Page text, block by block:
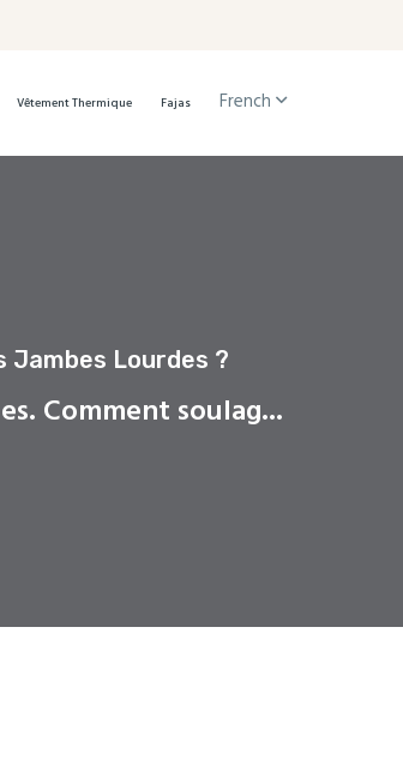
Vêtement Thermique Fajas French
Jambes Lourdes ?
Comment soulag...